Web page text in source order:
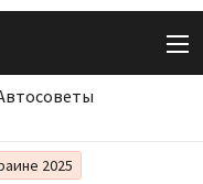
2025